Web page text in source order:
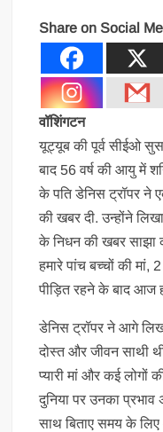
Share on Social
वॉशिंगटन
यूट्यूब की पूर्व सीईओ
बाद 56 वर्ष की आयु में
के पति डेनिस ट्रॉपर
की खबर दी. उन्होंने
के निधन की खबर साझा
हमारे पांच बच्चों की
पीड़ित रहने के बाद आज
डेनिस ट्रॉपर ने आगे
दोस्त और जीवन साथी
प्यारी मां और कई लोगों
दुनिया पर उनका
साथ बिताए समय के लिए